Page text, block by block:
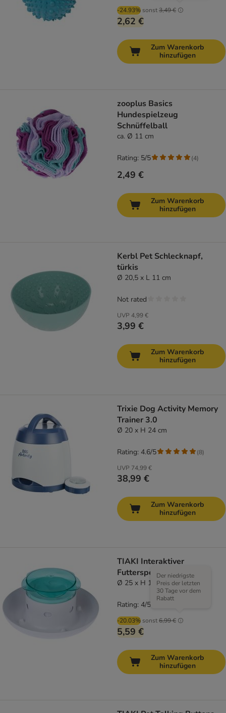
-24.93% sonst3,49 €
2,62 €
Zum Warenkorb
hinzufügen
zooplus Basics
Hundespielzeug
Schnüffelball
ca. Ø 11 cm
2,49 €
Rating: 5/5 (4)
Zum Warenkorb
hinzufügen
Kerbl Pet Schlecknapf,
türkis
Ø 20,5 x L 11 cm
UVP 4,99 €
3,99 €
Not rated
Zum Warenkorb
hinzufügen
Trixie Dog Activity Memory
Trainer 3.0
Ø 20 x H 24 cm
UVP 74,99 €
38,99 €
Rating: 4.6/5 (8)
Zum Warenkorb
hinzufügen
TIAKI Interaktiver
Futterspender Daisy
Ø 25 x H 11 cm
-20.03% sonst6,99 €
Der niedrigste
Preis der letzten
30 Tage vor dem
Rabatt
5,59 €
Rating: 4/5
Zum Warenkorb
hinzufügen